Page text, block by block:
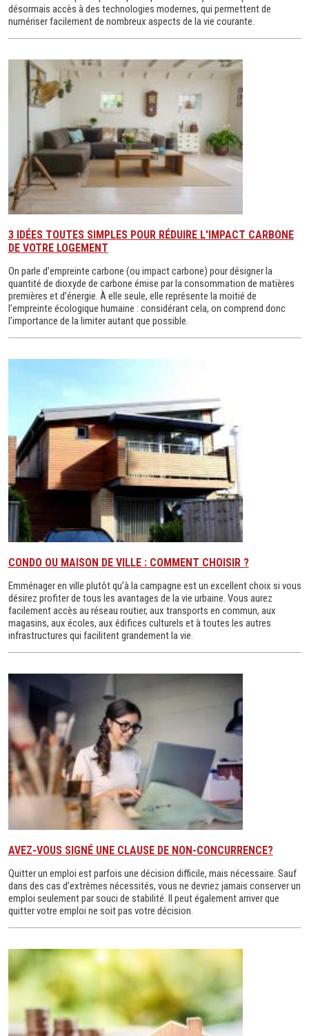
désormais accès à des technologies modernes, qui permettent de
numériser facilement de nombreux aspects de la vie courante.
3 IDÉES TOUTES SIMPLES POUR RÉDUIRE L'IMPACT CARBONE
DE VOTRE LOGEMENT
On parle d’empreinte carbone (ou impact carbone) pour désigner la
quantité de dioxyde de carbone émise par la consommation de matières
premières et d’énergie. À elle seule, elle représente la moitié de
l’empreinte écologique humaine : considérant cela, on comprend donc
l’importance de la limiter autant que possible.
CONDO OU MAISON DE VILLE : COMMENT CHOISIR ?
Emménager en ville plutôt qu’à la campagne est un excellent choix si vous
désirez profiter de tous les avantages de la vie urbaine. Vous aurez
facilement accès au réseau routier, aux transports en commun, aux
magasins, aux écoles, aux édifices culturels et à toutes les autres
infrastructures qui facilitent grandement la vie.
AVEZ-VOUS SIGNÉ UNE CLAUSE DE NON-CONCURRENCE?
Quitter un emploi est parfois une décision difficile, mais nécessaire. Sauf
dans des cas d’extrêmes nécessités, vous ne devriez jamais conserver un
emploi seulement par souci de stabilité. Il peut également arriver que
quitter votre emploi ne soit pas votre décision.